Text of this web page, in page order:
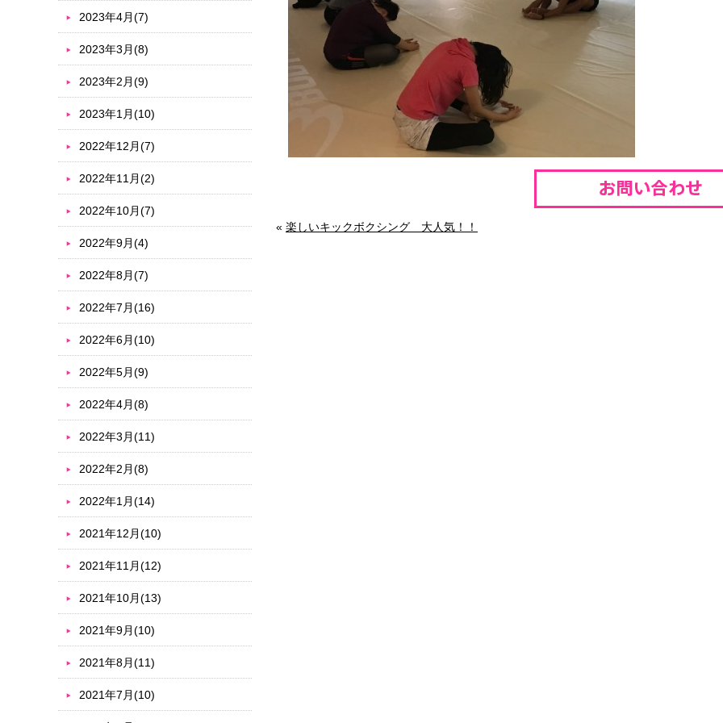
« 楽しいキックボクシング 大人気！！
2023年4月(7)
2023年3月(8)
2023年2月(9)
2023年1月(10)
2022年12月(7)
2022年11月(2)
2022年10月(7)
2022年9月(4)
2022年8月(7)
2022年7月(16)
2022年6月(10)
2022年5月(9)
2022年4月(8)
2022年3月(11)
2022年2月(8)
2022年1月(14)
2021年12月(10)
2021年11月(12)
2021年10月(13)
2021年9月(10)
2021年8月(11)
2021年7月(10)